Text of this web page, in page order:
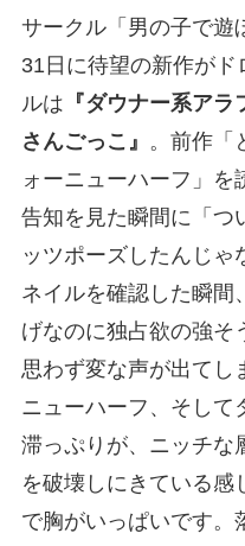
サークル「男の子で遊
31日に待望の新作がド
ルは 『ダウナー系ア
さんごっこ』 。前作「
ォーニューハーフ」
告知を見た瞬間に「
ッツポーズしたんじゃ
ネイルを確認した瞬間
げなのに独占欲の強そ
思わず変な声が出てし
ニューハーフ、そして
滞っぷりが、ニッチな
を破壊しにきている感
で胸がいっぱいです。